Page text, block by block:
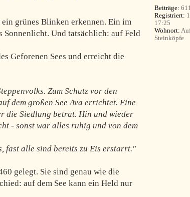
grünes Blinken erkennen. Ein im
Sonnenlicht. Und tatsächlich: auf Feld
Geforenen Sees und erreicht die
Zum Schutz vor den
dem großen See Ava errichtet. Eine
die Siedlung betrat. Hin und wieder
- sonst war alles ruhig und von dem
fast alle sind bereits zu Eis erstarrt."
gelegt. Sie sind genau wie die
auf dem See kann ein Held nur
Beiträge:
Registriert:
17:25
Wohnort:
Steinköpfe